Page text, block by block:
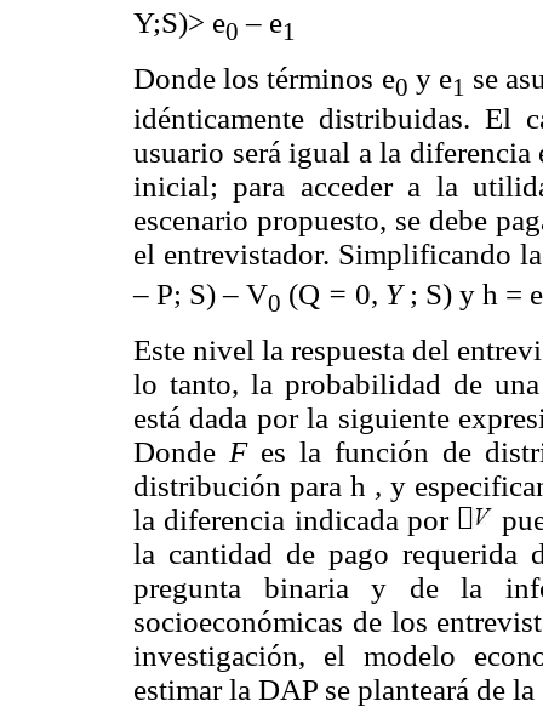
Y;S)> e0 – e1
Donde los términos e0 y e1 se
idénticamente distribuidas. El
usuario será igual a la
inicial; para acceder a la
escenario propuesto, se debe
el entrevistador. Simplificando
– P; S) – V0 (Q = 0, Y; S) y h = e
Este nivel la respuesta del
lo tanto, la probabilidad de
está dada por la siguiente
Donde Fes la función de
distribución para h , y
la diferencia indicada por
la cantidad de pago requerida
pregunta binaria y de la
socioeconómicas de los
investigación, el modelo
estimar la DAP se planteará de